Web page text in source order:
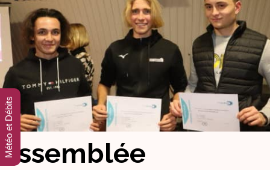
Assemblée
Météo et Débits